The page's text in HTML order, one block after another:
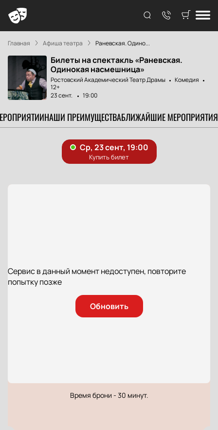
Главная Афиша театра Раневская. Одино...
Билеты на спектакль «Раневская.
Одинокая насмешница»
Ростовский Академический Театр Драмы
Комедия
12+
23 сент.
19:00
НАШИ ПРЕИМУЩЕСТВАБЛИЖАЙШИЕ МЕРОПРИЯТИЯ
Сервис в данный момент недоступен, повторите
попытку позже
Обновить
Время брони - 30 минут.